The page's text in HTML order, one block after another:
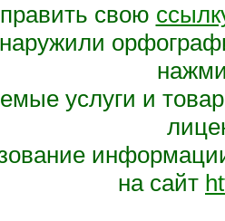
свою
услуги и
на сайт